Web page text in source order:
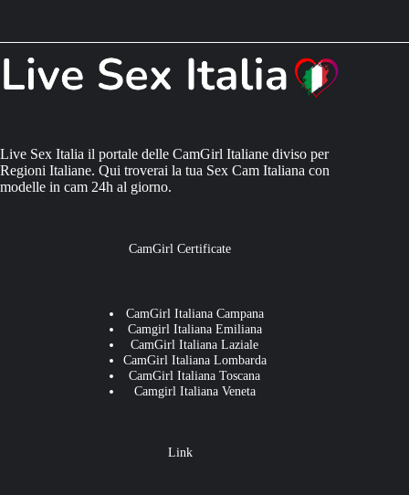
Live Sex Italia il portale delle CamGirl Italiane diviso per
Regioni Italiane. Qui troverai la tua Sex Cam Italiana con
modelle in cam 24h al giorno.
CamGirl Certificate
CamGirl Italiana Campana
Camgirl Italiana Emiliana
CamGirl Italiana Laziale
CamGirl Italiana Lombarda
CamGirl Italiana Toscana
Camgirl Italiana Veneta
Link